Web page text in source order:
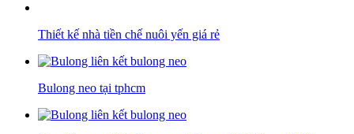
Thiết kế nhà tiền chế nuôi yến giá rẻ
Bulong neo tại tphcm